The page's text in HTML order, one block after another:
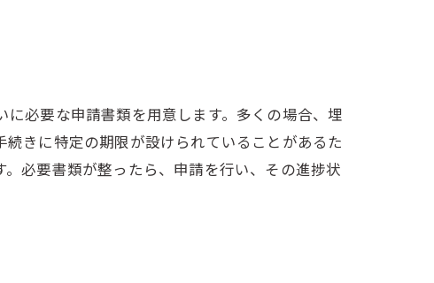
必要な申請書類を用意します。多くの場合、埋
きに特定の期限が設けられていることがあるた
必要書類が整ったら、申請を行い、その進捗状